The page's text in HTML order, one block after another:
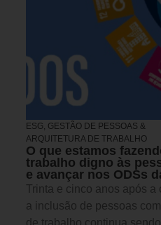
ESG, GESTÃO DE PESSOAS &
ARQUITETURA DE TRABALHO
O que estamos
trabalho digno às
e avançar nos ODSs
Trinta e cinco anos após
a inclusão de pessoas